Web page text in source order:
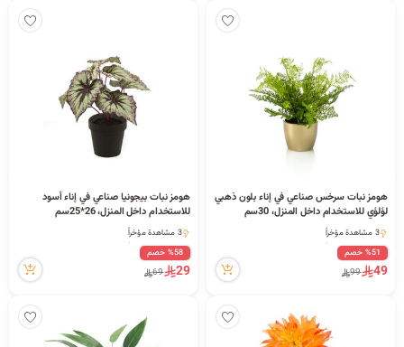
هومز نبات سرخس صناعي في إناء بلون ذهبي
لؤلؤي للاستخدام داخل المنزل، 30سم
3 مشاهدة مؤخراً
3 مشاهدة مؤخراً%51 خصم
49
99
هومز نبات بيجونيا صناعي في إناء أسود
للاستخدام داخل المنزل، 26*25سم
3 مشاهدة مؤخراً
3 مشاهدة مؤخراً%58 خصم
29
69